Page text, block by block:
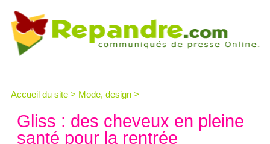
Accueil du site > Mode, design >
Gliss : des cheveux en pleine
santé pour la rentrée